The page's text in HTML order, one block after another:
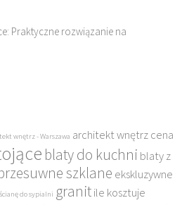
Praktyczne rozwiązanie na
wnętrz - Warszawa architekt wnętrz cena
blaty do kuchni blaty z
szklane ekskluzywne
do sypialni granitile kosztuje